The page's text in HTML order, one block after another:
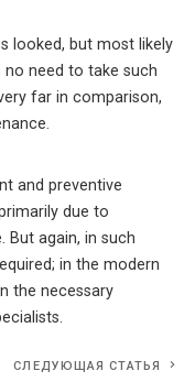
looked, but most likely
no need to take such
far in comparison,
and preventive
due to
But again, in such
in the modern
the necessary
СЛЕДУЮЩАЯ СТАТЬЯ